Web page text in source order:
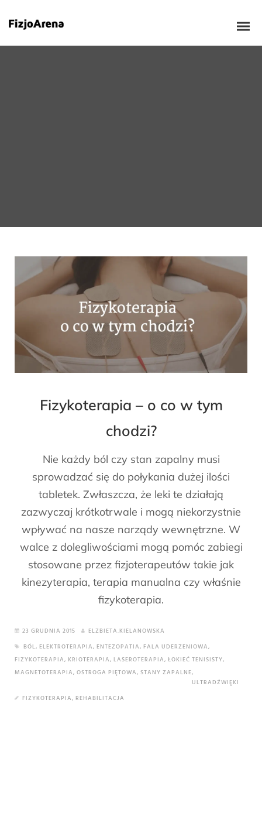
Fizykoterapia – o co w tym
chodzi?
Nie każdy ból czy stan zapalny musi
sprowadzać się do połykania dużej ilości
tabletek. Zwłaszcza, że leki te działają
zazwyczaj krótkotrwale i mogą niekorzystnie
wpływać na nasze narządy wewnętrzne. W
walce z dolegliwościami mogą pomóc zabiegi
stosowane przez fizjoterapeutów takie jak
kinezyterapia, terapia manualna czy właśnie
fizykoterapia.
23 GRUDNIA 2015
ELZBIETA.KIELANOWSKA
BÓL, ELEKTROTERAPIA, ENTEZOPATIA, FALA UDERZENIOWA,
FIZYKOTERAPIA, KRIOTERAPIA, LASEROTERAPIA, ŁOKIEĆ TENISISTY,
MAGNETOTERAPIA, OSTROGA PIĘTOWA, STANY ZAPALNE,
ULTRADŹWIĘKI
FIZYKOTERAPIA, REHABILITACJA